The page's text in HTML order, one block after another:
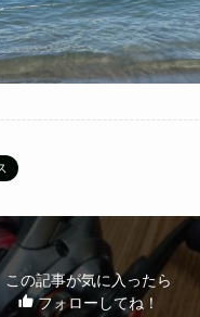
この記事が気に入ったら
フォローしてね！